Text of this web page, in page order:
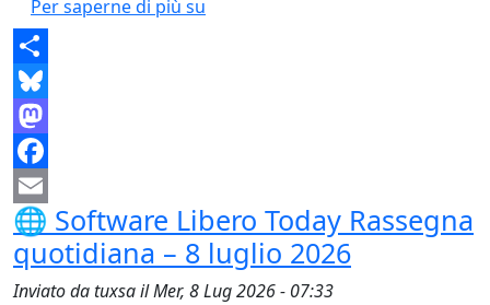
Per saperne di più su
Share
Bluesky
Mastodon
Facebook
Email
🌐 Software Libero Today Rassegna
quotidiana – 8 luglio 2026
Inviato datuxsailMer, 8 Lug 2026 - 07:33